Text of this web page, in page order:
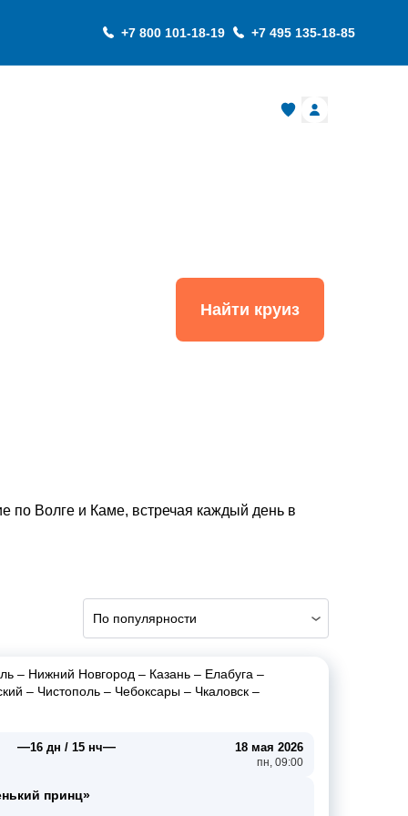
+7 800 101-18-19 +7 495 135-18-85
Найти круиз
по Волге и Каме, встречая каждый день в
По популярности
– Нижний Новгород – Казань – Елабуга –
– Чистополь – Чебоксары – Чкаловск –
—16 дн / 15 нч— 18 мая 2026
пн, 09:00
принц»